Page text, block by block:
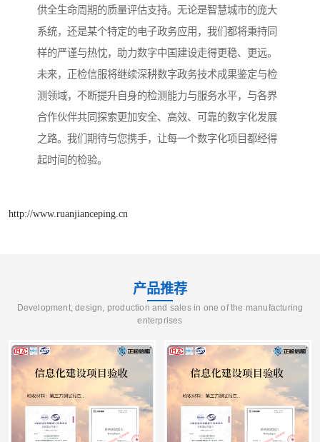
供全生命周期的质量评估支持。无论是智慧城市的庞大
系统，还是某个特定的电子政务应用，我们都将秉持同
样的严谨与热忱，助力数字中国建设走得更稳、更远。
未来，正检信服将继续深耕数字政务技术成果鉴定与检
测领域，不断提升自身的检测能力与服务水平，与各界
合作伙伴共同探索更加安全、高效、可靠的数字化发展
之路。我们期待与您携手，让每一个数字化项目都经得
起时间的检验。
http://www.ruanjianceping.cn
产品推荐
Development, design, production and sales in one of the manufacturing
enterprises